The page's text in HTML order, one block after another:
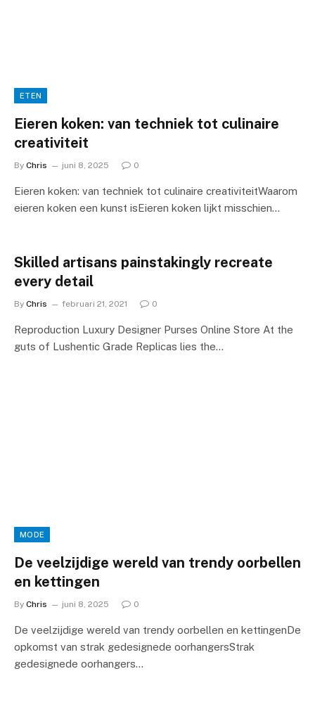
ETEN
Eieren koken: van techniek tot culinaire
creativiteit
By Chris juni 8, 2025 0
Eieren koken: van techniek tot culinaire creativiteitWaarom
eieren koken een kunst isEieren koken lijkt misschien…
Skilled artisans painstakingly recreate
every detail
By Chris februari 21, 2021 0
Reproduction Luxury Designer Purses Online Store At the
guts of Lushentic Grade Replicas lies the…
MODE
De veelzijdige wereld van trendy oorbellen
en kettingen
By Chris juni 8, 2025 0
De veelzijdige wereld van trendy oorbellen en kettingenDe
opkomst van strak gedesignede oorhangersStrak
gedesignede oorhangers…